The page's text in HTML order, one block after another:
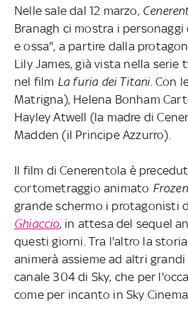
Nelle sale dal 12 marzo,
Branagh ci mostra i
e ossa", a partire dalla
Lily James, già vista nella serie
nel film La furia dei Titani. Con
Matrigna), Helena Bonham
Hayley Atwell (la madre di
Madden (il Principe Azzurro).
Il film di Cenerentola è
cortometraggio animato
grande schermo i protagonisti
Ghiaccio, in attesa del sequel
questi giorni. Tra l'altro la storia
animerà assieme ad altri grandi
canale 304 di Sky, che per
come per incanto in Sky